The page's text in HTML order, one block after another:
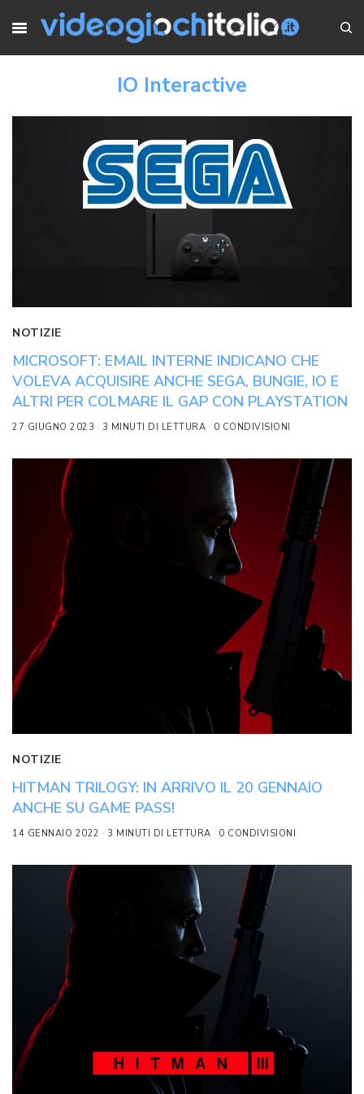
IO Interactive
NOTIZIE
MICROSOFT: EMAIL INTERNE INDICANO CHE
VOLEVA ACQUISIRE ANCHE SEGA, BUNGIE, IO E
ALTRI PER COLMARE IL GAP CON PLAYSTATION
27 GIUGNO 2023 3 MINUTI DI LETTURA 0 CONDIVISIONI
NOTIZIE
HITMAN TRILOGY: IN ARRIVO IL 20 GENNAIO
ANCHE SU GAME PASS!
14 GENNAIO 2022 3 MINUTI DI LETTURA 0 CONDIVISIONI